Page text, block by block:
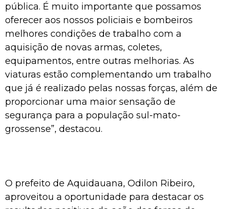
pública. É muito importante que possamos
oferecer aos nossos policiais e bombeiros
melhores condições de trabalho com a
aquisição de novas armas, coletes,
equipamentos, entre outras melhorias. As
viaturas estão complementando um trabalho
que já é realizado pelas nossas forças, além de
proporcionar uma maior sensação de
segurança para a população sul-mato-
grossense”, destacou.
O prefeito de Aquidauana, Odilon Ribeiro,
aproveitou a oportunidade para destacar os